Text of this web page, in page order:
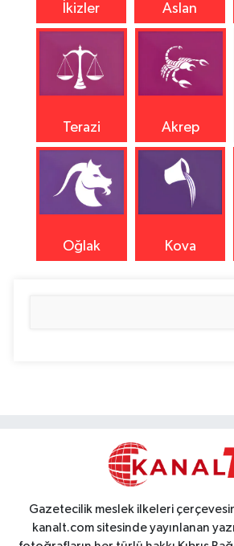
İkizler Aslan
Terazi Akrep
Oğlak Kova
Gazetecilik meslek ilkeleri
kanalt.com sitesinde yayınlanan